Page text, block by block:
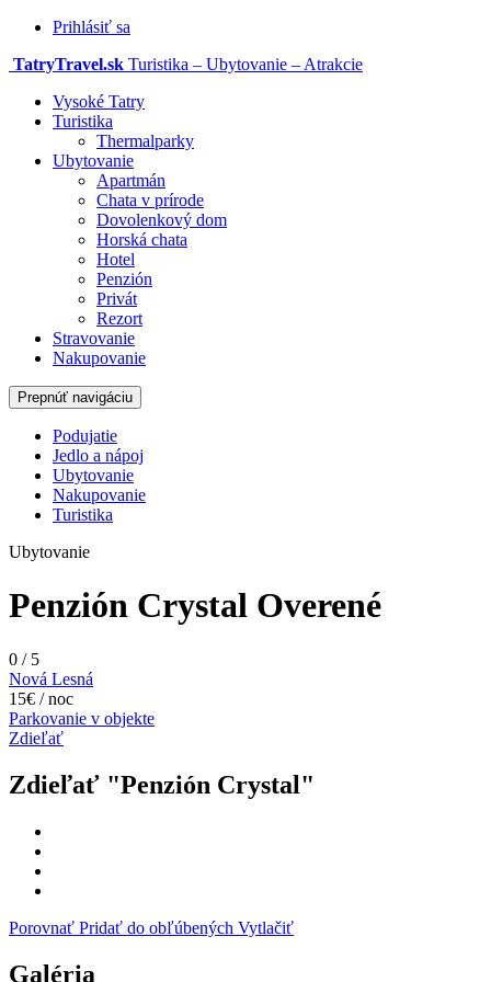
Prihlásiť sa
TatryTravel.sk Turistika – Ubytovanie – Atrakcie
Vysoké Tatry
Turistika
Thermalparky
Ubytovanie
Apartmán
Chata v prírode
Dovolenkový dom
Horská chata
Hotel
Penzión
Privát
Rezort
Stravovanie
Nakupovanie
Prepnúť navigáciu
Podujatie
Jedlo a nápoj
Ubytovanie
Nakupovanie
Turistika
Ubytovanie
Penzión Crystal Overené
0 /5
Nová Lesná
15€ / noc
Parkovanie v objekte
Zdieľať
Zdieľať "Penzión Crystal"
Porovnať Pridať do obľúbených Vytlačiť
Galéria